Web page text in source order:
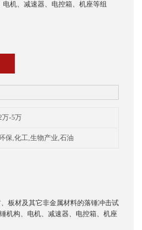
电机、减速器、电控箱、机座等组
万-5万
保,化工,生物产业,石油
板材及其它非金属材料的落锤冲击试
机构、电机、减速器、电控箱、机座